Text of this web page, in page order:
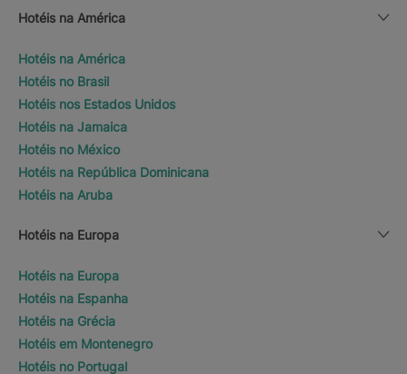
Hotéis na América
Hotéis na América
Hotéis no Brasil
Hotéis nos Estados Unidos
Hotéis na Jamaica
Hotéis no México
Hotéis na República Dominicana
Hotéis na Aruba
Hotéis na Europa
Hotéis na Europa
Hotéis na Espanha
Hotéis na Grécia
Hotéis em Montenegro
Hotéis no Portugal